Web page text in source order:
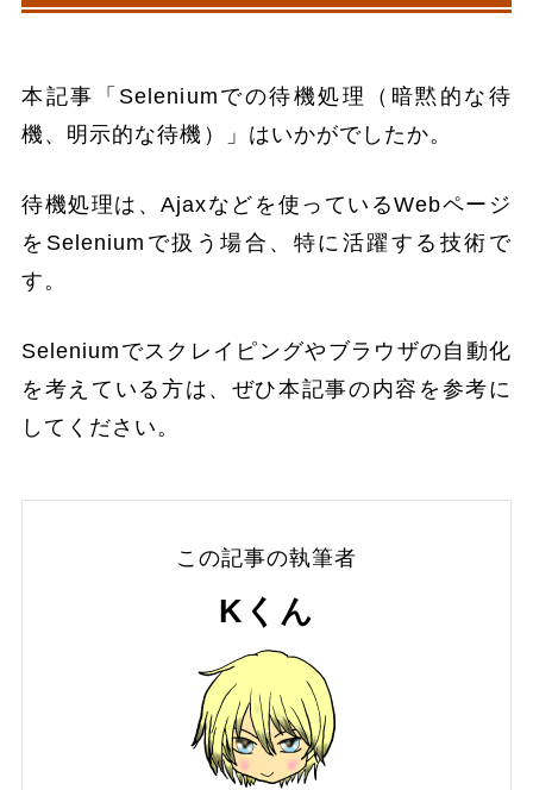
本記事「Seleniumでの待機処理（暗黙的な待
機、明示的な待機）」はいかがでしたか。
待機処理は、Ajaxなどを使っているWebページ
をSeleniumで扱う場合、特に活躍する技術で
す。
Seleniumでスクレイピングやブラウザの自動化
を考えている方は、ぜひ本記事の内容を参考に
してください。
この記事の執筆者
Kくん